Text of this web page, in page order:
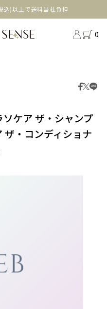
)以上で送料当社負担
0
ケア ザ・シャンプ
ザ・コンディショナ